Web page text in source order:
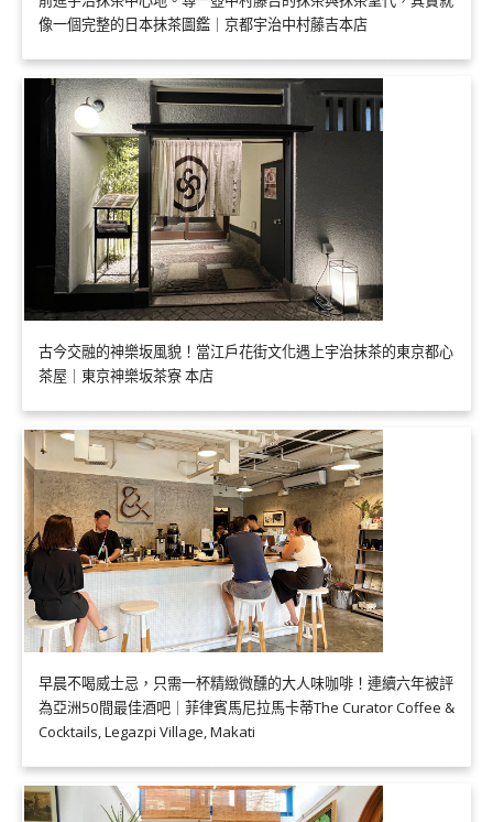
像一個完整的日本抹茶圖鑑｜京都宇治中村藤吉本店
古今交融的神樂坂風貌！當江戶花街文化遇上宇治抹茶的東京都心
茶屋｜東京神樂坂茶寮 本店
早晨不喝威士忌，只需一杯精緻微醺的大人味咖啡！連續六年被評
為亞洲50間最佳酒吧｜菲律賓馬尼拉馬卡蒂The Curator Coffee &
Cocktails, Legazpi Village, Makati